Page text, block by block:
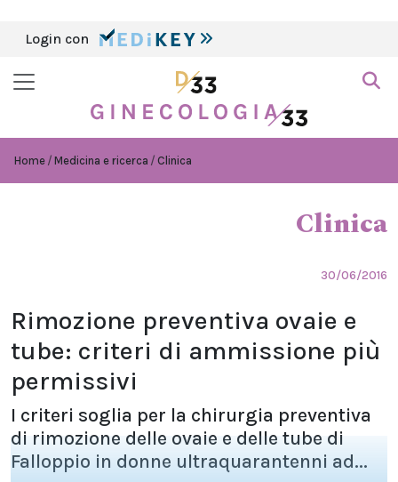
Login con
Home Medicina e ricerca Clinica
Clinica
30/06/2016
Rimozione preventiva ovaie e
tube: criteri di ammissione più
permissivi
I criteri soglia per la chirurgia preventiva
di rimozione delle ovaie e delle tube di
Falloppio in donne ultraquarantenni ad...